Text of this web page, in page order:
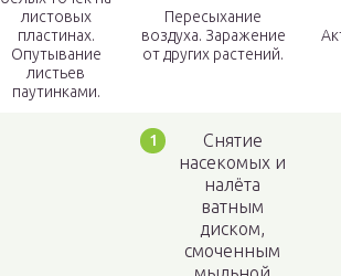
листовых
пластинах.
Опутывание
листьев
паутинками.
Пересыхание
воздуха. Заражение
от других растений.
Снятие
насекомых и
налёта
ватным
диском,
смоченным